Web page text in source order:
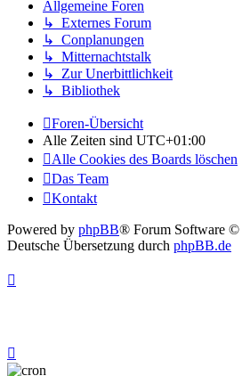
Allgemeine Foren
↳ Externes Forum
↳ Conplanungen
↳ Mitternachtstalk
↳ Zur Unerbittlichkeit
↳ Bibliothek
Foren-Übersicht
Alle Zeiten sind UTC+01:00
Alle Cookies des Boards löschen
Das Team
Kontakt
Powered by phpBB® Forum Software
Deutsche Übersetzung durch phpBB.de